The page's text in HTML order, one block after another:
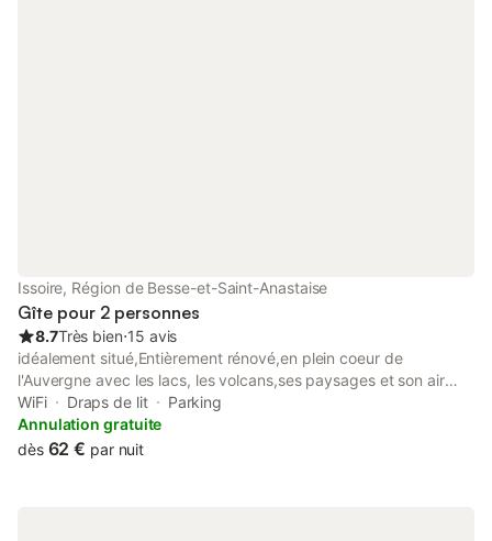
Issoire, Région de Besse-et-Saint-Anastaise
Gîte pour 2 personnes
8.7Très bien⋅15 avis
idéalement situé,Entièrement rénové,en plein coeur de
l'Auvergne avec les lacs, les volcans,ses paysages et son air
pur; Les circuits d'églises romanes.Les chateaux....Vulcania et le
Zénith
d'Auvergne.......................................................................appartem
WiFi Draps de lit
Parking
Annulation gratuite
dès 62 € par nuit